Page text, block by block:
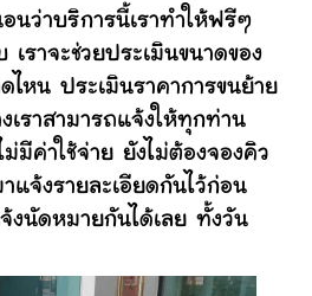
นว่าบริการนี้เราทำให้ฟรีๆ
ราจะช่วยประเมินขนาดของ
ไหน ประเมินราคาการขนย้าย
เราสามารถแจ้งให้ทุกท่าน
มีค่าใช้จ่าย ยังไม่ต้องจองคิว
แจ้งรายละเอียดกันไว้ก่อน
งนัดหมายกันได้เลย ทั้งวัน